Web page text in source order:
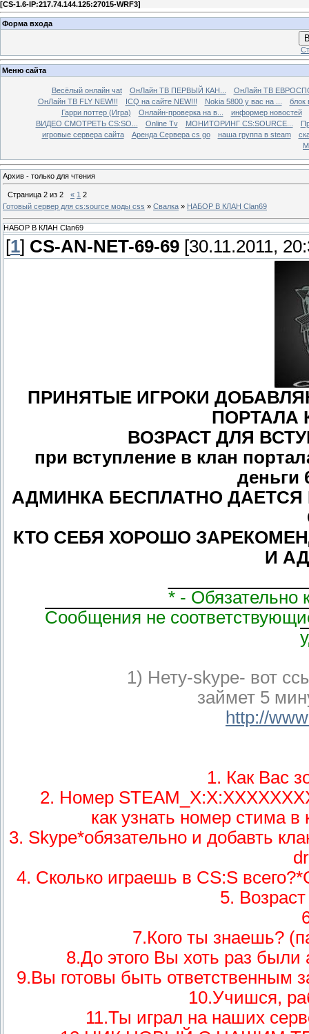
[CS-1.6-IP:217.74.144.125:27015-WRF3]
Форма входа
Меню сайта
Весёлый онлайн чаt ОнЛайн ТВ ПЕРВЫЙ КАН...
ОнЛайн ТВ
ОнЛайн ТВ FLY NEW!!!
ICQ на сайте NEW!!! Nokia 5800 у вас на ...
блок
Гарри поттер (Игра)
Онлайн-проверка на в...
информер новостей
ВИДЕО СМОТРЕТЬ CS:SO...
Online Tv МОНИТОРИНГ CS:SOURCE...
игровые сервера сайта
Аренда Сервера cs go наша группа в steam
Архив - только для чтения
Страница 2 из 2 « 1 2
Готовый сервер для cs:source моды css » Свалка » НАБОР В КЛАН Clan69
НАБОР В КЛАН Clan69
[1] CS-AN-NET-69-69 [30.11.2011,
ПРИНЯТЫЕ ИГРОКИ
ПОРТАЛА
ВОЗРАСТ ДЛЯ
при вступление в клан
деньги
АДМИНКА БЕСПЛАТНО
КТО СЕБЯ ХОРОШО
И
* - Обязательно
Сообщения не
1) Нету-skype- вот
займет 5
http://
1. Как Вас
2. Номер
как узнать номер стима
3. Skype*обязательно и добавть
4. Сколько играешь в CS:S
5.
7.Кого ты знаешь?
8.До этого Вы хоть раз
9.Вы готовы быть ответственным
10.Учишся,
11.Ты играл на наших